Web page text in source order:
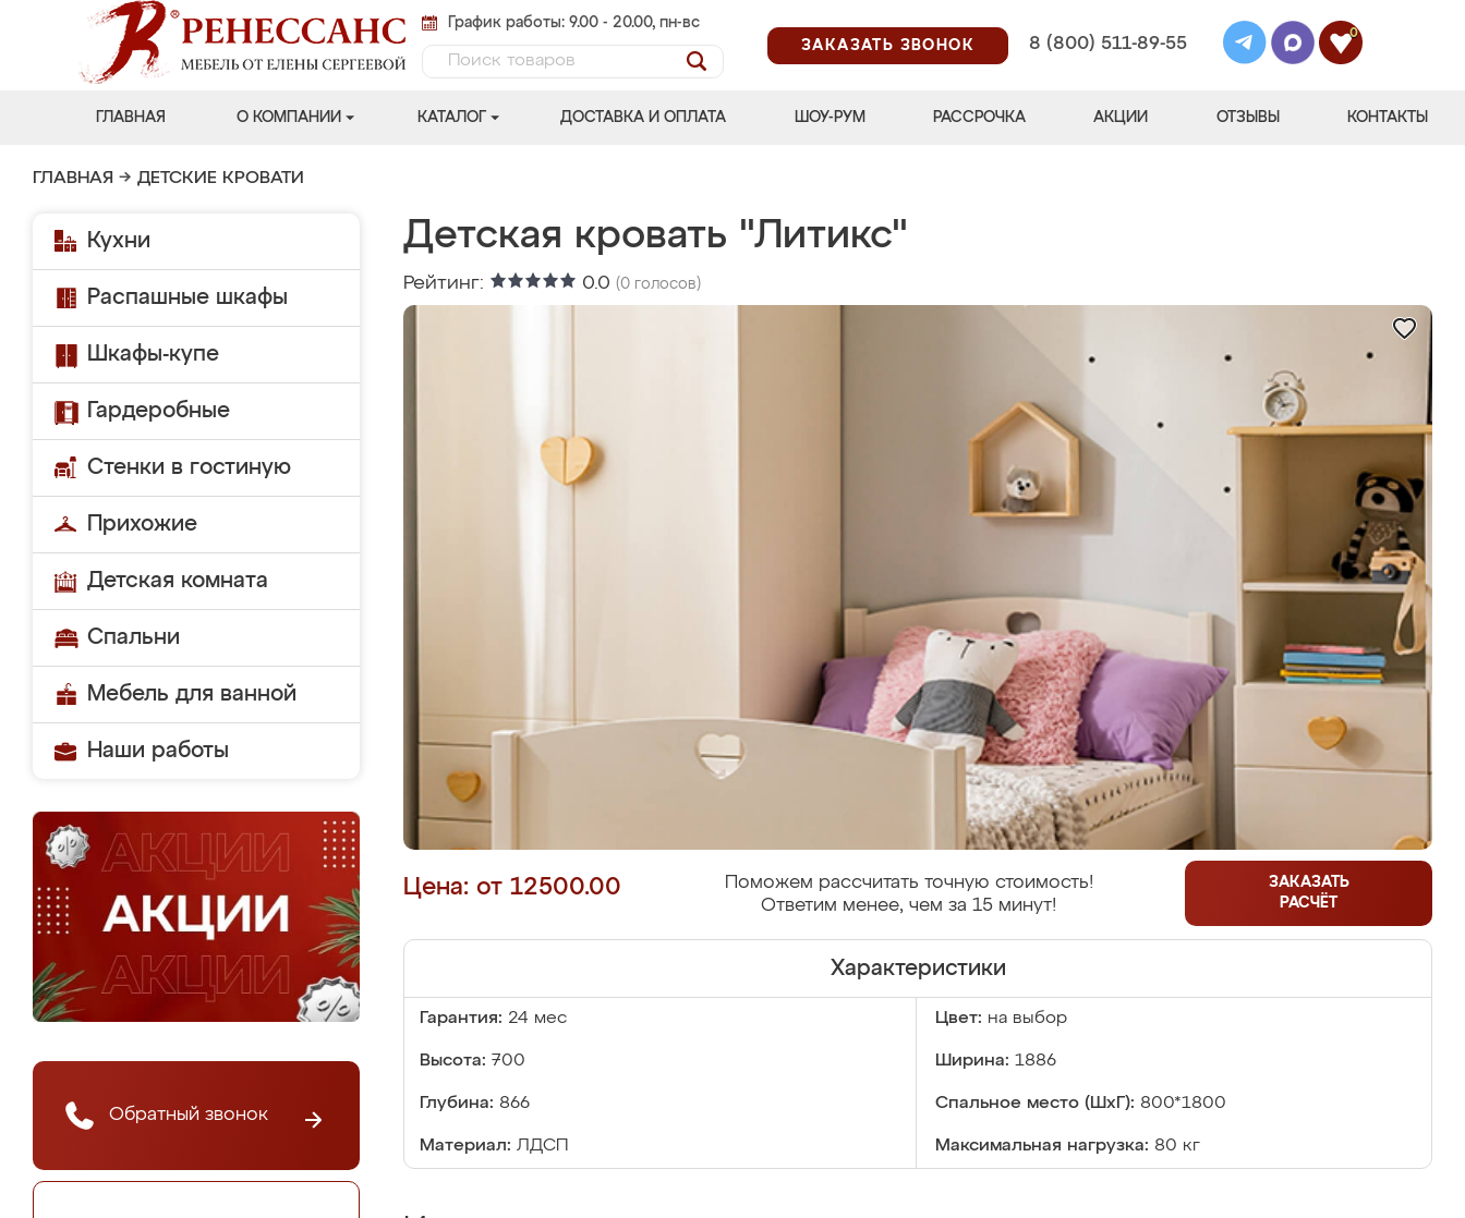
График работы: 9.00 - 20.00, пн-вс
ЗАКАЗАТЬ ЗВОНОК
8 (800) 511-89-55
0
ГЛАВНАЯ О КОМПАНИИ КАТАЛОГ ДОСТАВКА И ОПЛАТА ШОУ-РУМ РАССРОЧКА АКЦИИ ОТЗЫВЫ КОНТАКТЫ
ГЛАВНАЯ → ДЕТСКИЕ КРОВАТИ
Кухни
Распашные шкафы
Шкафы-купе
Гардеробные
Стенки в гостиную
Прихожие
Детская комната
Спальни
Мебель для ванной
Наши работы
Обратный звонок
Детская кровать "Литикс"
Рейтинг: 0.0 (0 голосов)
Цена: от 12500.00
Поможем рассчитать точную стоимость!
Ответим менее, чем за 15 минут!
ЗАКАЗАТЬ
РАСЧЁТ
Характеристики
Гарантия: 24 мес Цвет: на выбор
Высота: 700 Ширина: 1886
Глубина: 866 Спальное место (ШхГ): 800*1800
Материал: ЛДСП Максимальная нагрузка: 80 кг